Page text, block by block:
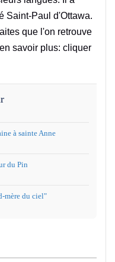
Saint-Paul d'Ottawa.
que l'on retrouve
savoir plus: cliquer
à sainte Anne
du Pin
mère du ciel"